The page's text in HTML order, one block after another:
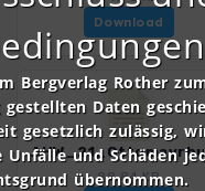
Download
88.84 KB
Bergverlag Rother
Daten
gesetzlich zulässig,
und Schäden
übernommen.